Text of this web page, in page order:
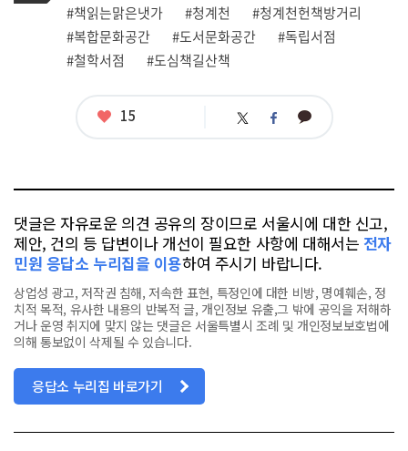
관
련
태
그
#책읽는맑은냇가
#청계천
#청계천헌책방거리
#복합문화공간
#도서문화공간
#독립서점
#철학서점
#도심책길산책
좋
15 트 페 카
댓글은 자유로운 의견 공유의 장이므로 서울시에 대한 신고,
제안, 건의 등 답변이나 개선이 필요한 사항에 대해서는 전자
민원 응답소 누리집을 이용하여 주시기 바랍니다.
상업성 광고, 저작권 침해, 저속한 표현, 특정인에 대한 비방, 명예훼손, 정
치적 목적, 유사한 내용의 반복적 글, 개인정보 유출,그 밖에 공익을 저해하
거나 운영 취지에 맞지 않는 댓글은 서울특별시 조례 및 개인정보보호법에
의해 통보없이 삭제될 수 있습니다.
응답소 누리집 바로가기